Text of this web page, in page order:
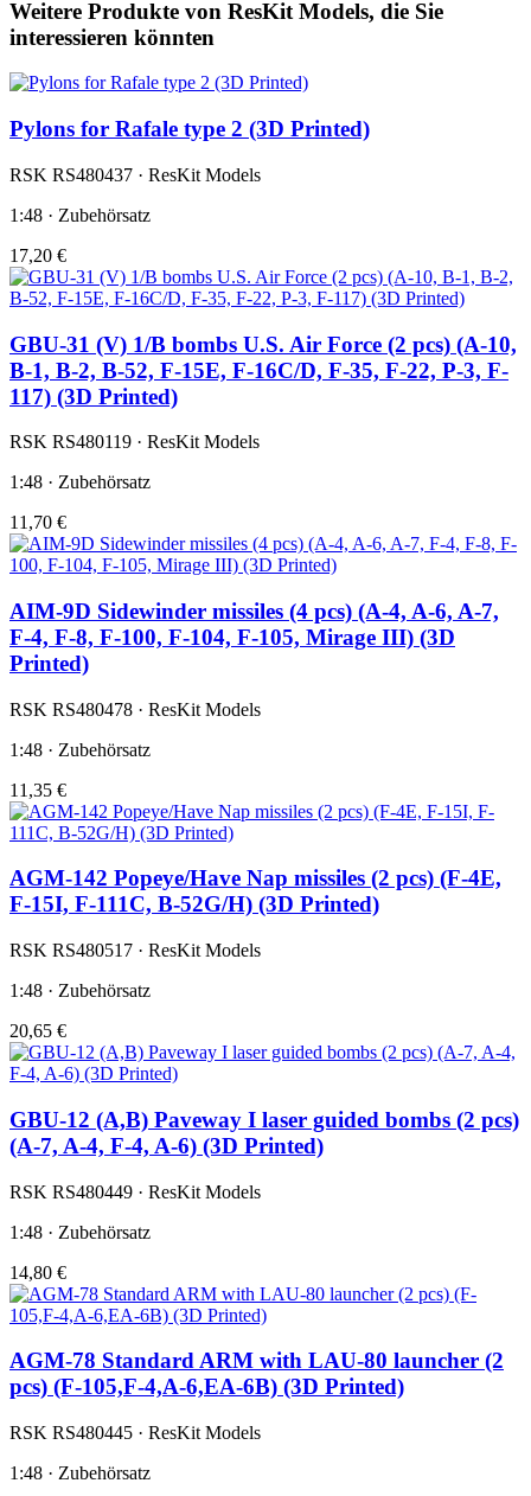
Weitere Produkte von ResKit Models, die Sie
interessieren könnten
Pylons for Rafale type 2 (3D Printed)
RSK RS480437 · ResKit Models
1:48 · Zubehörsatz
17,20 €
GBU-31 (V) 1/B bombs U.S. Air Force (2 pcs) (A-10,
B-1, B-2, B-52, F-15E, F-16C/D, F-35, F-22, P-3, F-
117) (3D Printed)
RSK RS480119 · ResKit Models
1:48 · Zubehörsatz
11,70 €
AIM-9D Sidewinder missiles (4 pcs) (A-4, A-6, A-7,
F-4, F-8, F-100, F-104, F-105, Mirage III) (3D
Printed)
RSK RS480478 · ResKit Models
1:48 · Zubehörsatz
11,35 €
AGM-142 Popeye/Have Nap missiles (2 pcs) (F-4E,
F-15I, F-111C, B-52G/H) (3D Printed)
RSK RS480517 · ResKit Models
1:48 · Zubehörsatz
20,65 €
GBU-12 (A,B) Paveway I laser guided bombs (2 pcs)
(A-7, A-4, F-4, A-6) (3D Printed)
RSK RS480449 · ResKit Models
1:48 · Zubehörsatz
14,80 €
AGM-78 Standard ARM with LAU-80 launcher (2
pcs) (F-105,F-4,A-6,EA-6B) (3D Printed)
RSK RS480445 · ResKit Models
1:48 · Zubehörsatz